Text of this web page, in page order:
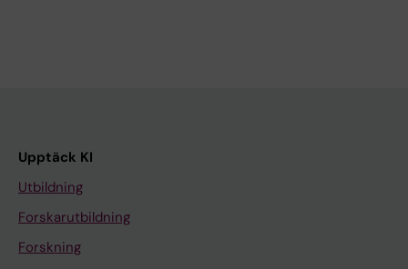
Upptäck KI
Utbildning
Forskarutbildning
Forskning